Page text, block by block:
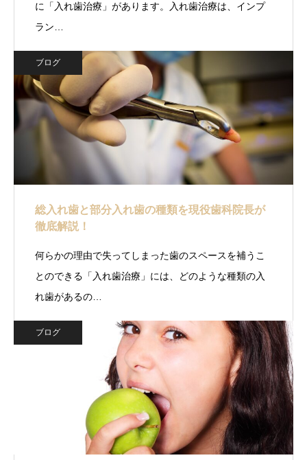
に「入れ歯治療」があります。入れ歯治療は、インプ
ラン…
ブログ
総入れ歯と部分入れ歯の種類を現役歯科院長が
徹底解説！
何らかの理由で失ってしまった歯のスペースを補うこ
とのできる「入れ歯治療」には、どのような種類の入
れ歯があるの…
ブログ